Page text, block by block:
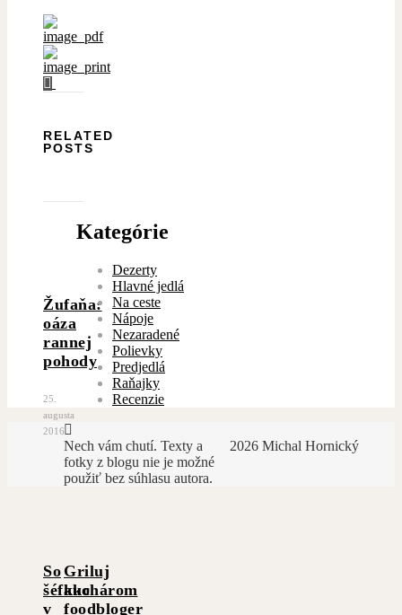
RELATED
POSTS
Žufaňa:
oáza
rannej
pohody
25.
augusta
2016
So
šéfkuchárom
v
Griluj
ako
foodbloger
Kategórie
Dezerty
Hlavné jedlá
Na ceste
Nápoje
Nezaradené
Polievky
Predjedlá
Raňajky
Recenzie
2026 Michal Hornický
Nech vám chutí. Texty a
fotky z blogu nie je možné
použiť bez súhlasu autora.